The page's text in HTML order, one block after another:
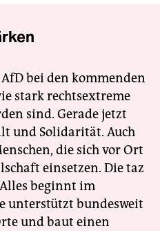
bei den kommenden
stark rechtsextreme
sind. Gerade jetzt
und Solidarität. Auch
die sich vor Ort
einsetzen. Die taz
beginnt im
unterstützt bundesweit
und baut einen